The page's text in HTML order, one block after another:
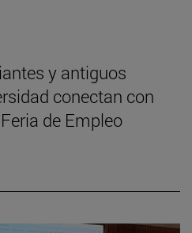
y antiguos
conectan con
de Empleo